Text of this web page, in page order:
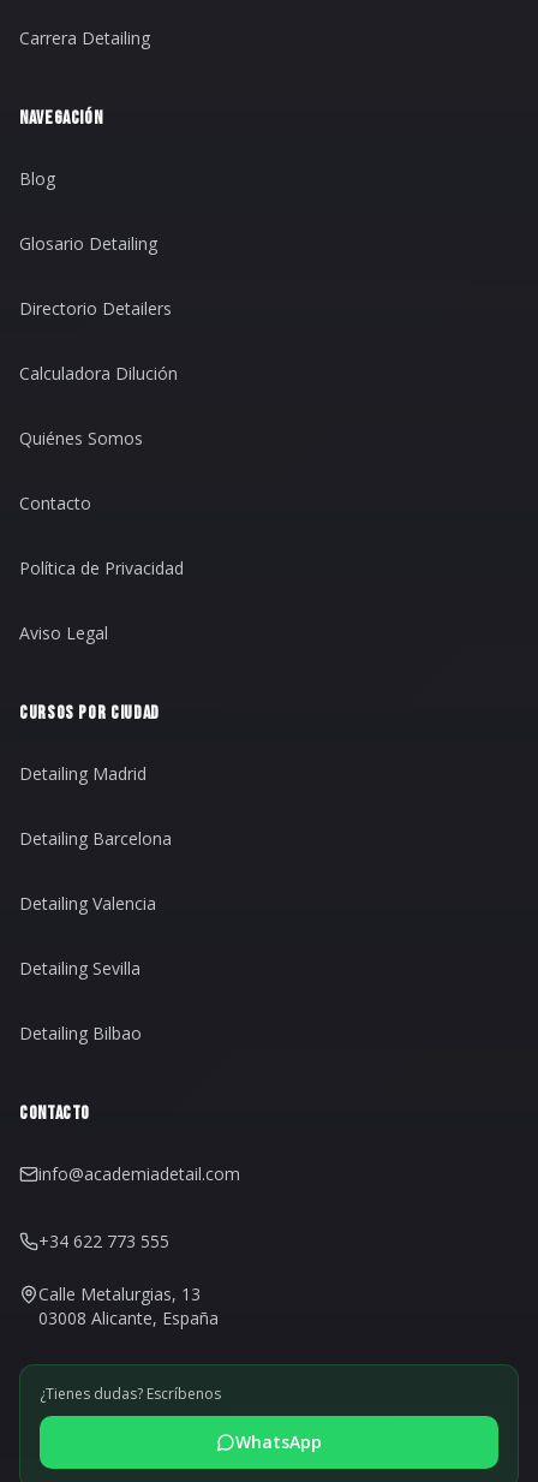
Carrera Detailing
NAVEGACIÓN
Blog
Glosario Detailing
Directorio Detailers
Calculadora Dilución
Quiénes Somos
Contacto
Política de Privacidad
Aviso Legal
CURSOS POR CIUDAD
Detailing Madrid
Detailing Barcelona
Detailing Valencia
Detailing Sevilla
Detailing Bilbao
CONTACTO
info@academiadetail.com
+34 622 773 555
Calle Metalurgias, 13
03008 Alicante, España
¿Tienes dudas? Escríbenos
WhatsApp